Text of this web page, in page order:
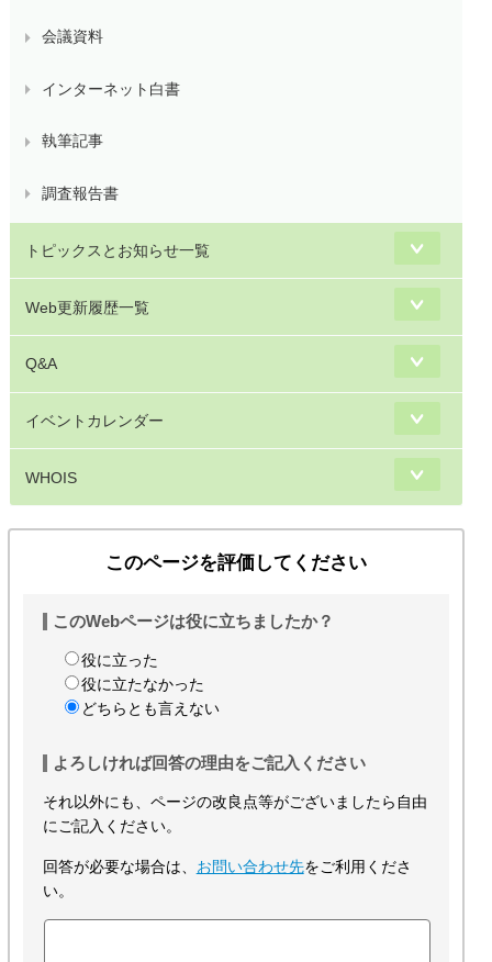
会議資料
インターネット白書
執筆記事
調査報告書
トピックスとお知らせ一覧
Web更新履歴一覧
Q&A
イベントカレンダー
WHOIS
このページを評価してください
このWebページは役に立ちましたか？
役に立った
役に立たなかった
どちらとも言えない
よろしければ回答の理由をご記入ください
それ以外にも、ページの改良点等がございましたら自由
にご記入ください。
回答が必要な場合は、 お問い合わせ先をご利用くださ
い。